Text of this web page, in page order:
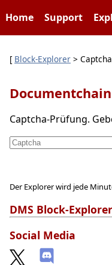
Home Support
[ Block-Explorer >
Captcha-Prüfung.
Der Explorer wird jede
DMS Block-Explorer
Social Media